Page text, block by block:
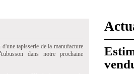
d'une tapisserie de la manufacture
dans notre prochaine